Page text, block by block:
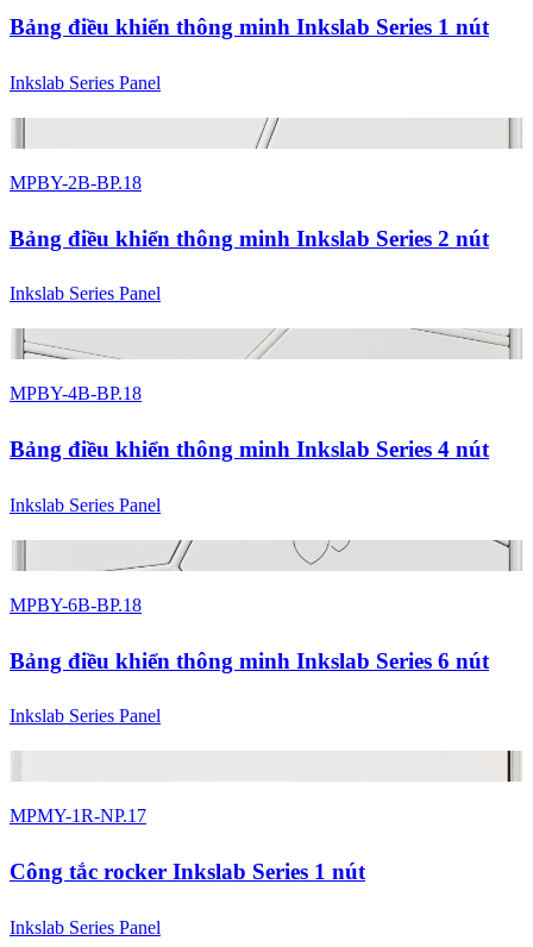
Bảng điều khiển thông minh Inkslab Series 1 nút
Inkslab Series Panel
MPBY-2B-BP.18
Bảng điều khiển thông minh Inkslab Series 2 nút
Inkslab Series Panel
2 màu
MPBY-4B-BP.18
Bảng điều khiển thông minh Inkslab Series 4 nút
Inkslab Series Panel
MPBY-6B-BP.18
Bảng điều khiển thông minh Inkslab Series 6 nút
Inkslab Series Panel
MPMY-1R-NP.17
Công tắc rocker Inkslab Series 1 nút
Inkslab Series Panel